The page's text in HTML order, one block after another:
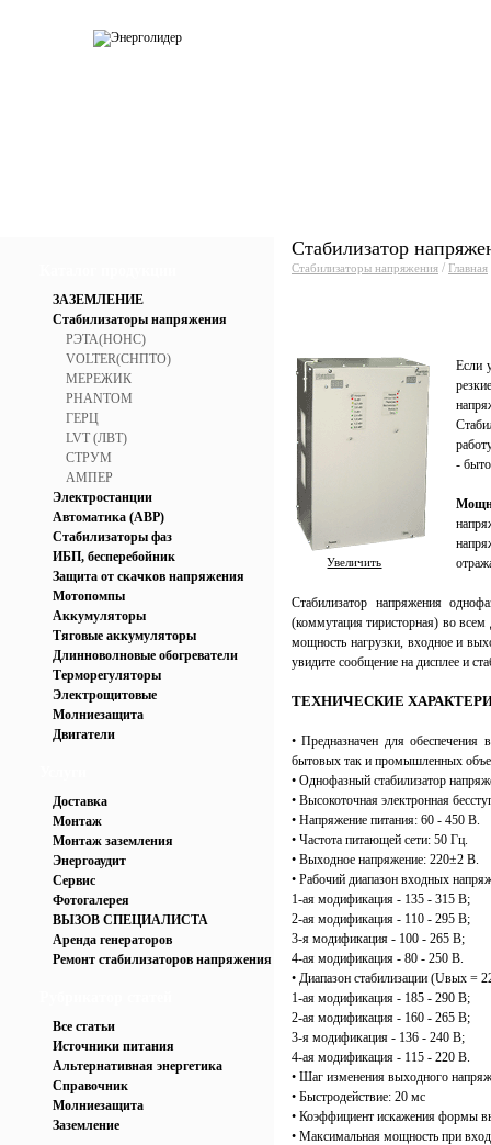
ЗАЗЕМЛЕНИЕ
Стабилизаторы напряжения
РЭТА(НОНС)
VOLTER(СНПТО)
МЕРЕЖИК
PHANTOM
ГЕРЦ
LVT (ЛВТ)
СТРУМ
АМПЕР
Электростанции
Автоматика (АВР)
Стабилизаторы фаз
ИБП, бесперебойник
Защита от скачков напряжения
Мотопомпы
Аккумуляторы
Тяговые аккумуляторы
Длинноволновые обогреватели
Терморегуляторы
Электрощитовые
Молниезащита
Двигатели
Доставка
Монтаж
Монтаж заземления
Энергоаудит
Сервис
Фотогалерея
ВЫЗОВ СПЕЦИАЛИСТА
Аренда генераторов
Ремонт стабилизаторов напряжения
Все статьи
Источники питания
Альтернативная энергетика
Справочник
Молниезащита
Заземление
Стабилизатор
Стабилизаторы напряжения / Главная
Увеличить
Если
-
Стабилизатор напряжения
(коммутация тиристорная) во
мощность нагрузки, входное и
увидите сообщение на дисплее и
ТЕХНИЧЕСКИЕ
• Предназначен для
бытовых так и промышленных
• Однофазный стабилизатор
• Высокоточная электронная
• Напряжение питания: 60 - 450 В.
• Частота питающей сети: 50 Гц.
• Выходное напряжение: 220±2 В.
• Рабочий диапазон входных
1-ая модификация - 135 - 315 В;
2-ая модификация - 110 - 295 В;
3-я модификация - 100 - 265 В;
4-ая модификация - 80 - 250 В.
• Диапазон стабилизации (Uвых =
1-ая модификация - 185 - 290 В;
2-ая модификация - 160 - 265 В;
3-я модификация - 136 - 240 В;
4-ая модификация - 115 - 220 В.
• Шаг изменения выходного
• Быстродействие: 20 мс
• Коэффициент искажения формы
• Максимальная мощность при